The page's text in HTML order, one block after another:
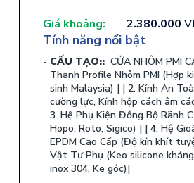
Giá khoảng: 2.380.000
Tính năng nổi bật
CẤU TẠO::
CỬA NHÔM PMI
Thanh Profile Nhôm PMI (Hợp
sinh Malaysia) | | 2. Kính An
cường lực, Kính hộp cách âm
3. Hệ Phụ Kiện Đồng Bộ Rãnh
Hopo, Roto, Sigico) | | 4. Hệ
EPDM Cao Cấp (Độ kín khít
Vật Tư Phụ (Keo silicone
inox 304, Ke góc)| ​